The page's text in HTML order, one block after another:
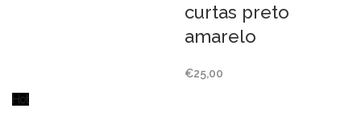
curtas preto
amarelo
€25,00
Hot